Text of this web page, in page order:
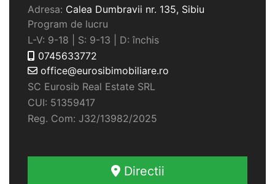
Adresa: Calea Dumbravii nr. 135, Sibiu
Program de lucru
L-V: 9-18 | S: 9-13 | D: închis
0745633772
office@eurosibimobiliare.ro
SC Eurosib Real Estate SRL
CUI: 51359417
Reg. Com: J32/13982/2025
Directii